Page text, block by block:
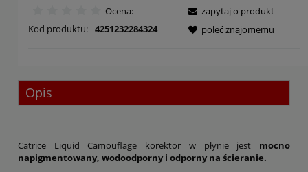
Ocena:
Kod produktu: 4251232284324
zapytaj o produkt
poleć znajomemu
Opis
Catrice Liquid Camouflage korektor w płynie jest mocno
napigmentowany, wodoodporny i odporny na ścieranie.